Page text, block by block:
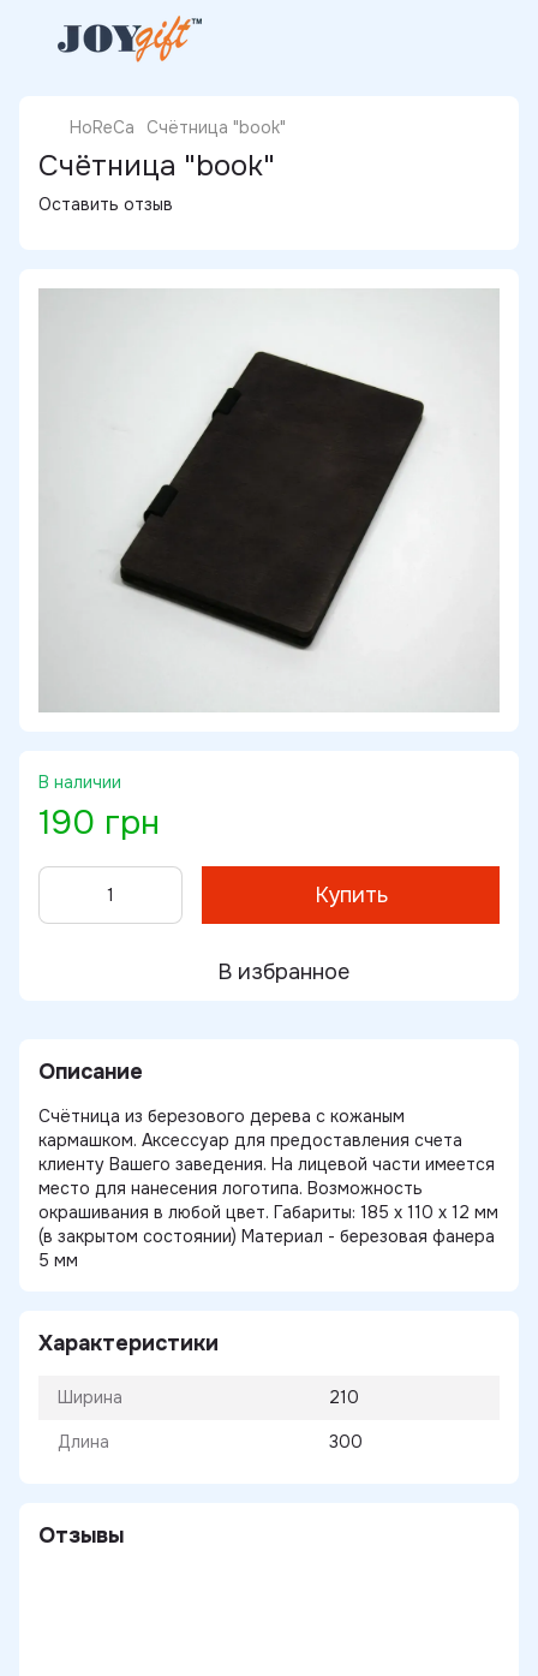
HoReCa Счётница "book"
Счётница "book"
Оставить отзыв
В наличии
190 грн
Купить
В избранное
Описание
Счётница из березового дерева с кожаным
кармашком. Аксессуар для предоставления счета
клиенту Вашего заведения. На лицевой части имеется
место для нанесения логотипа. Возможность
окрашивания в любой цвет. Габариты: 185 х 110 х 12 мм
(в закрытом состоянии) Материал - березовая фанера
5 мм
Характеристики
Ширина 210
Длина 300
Отзывы